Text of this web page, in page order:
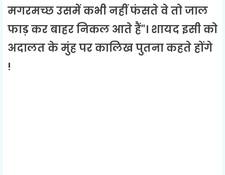
मगरमच्छ उसमें कभी नहीं फंसते वे तो जाल
फाड़ कर बाहर निकल आते हैं"। शायद इसी को
अदालत के मुंह पर कालिख पुतना कहते होंगे
!